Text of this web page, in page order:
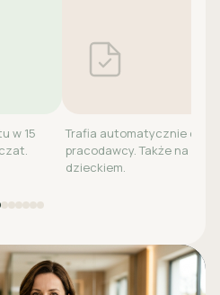
w 15
Trafia automatycznie do
pracodawcy. Także na
dzieckiem.